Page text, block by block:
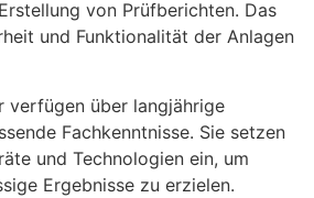
von Prüfberichten. Das
und Funktionalität der Anlagen
verfügen über langjährige
Fachkenntnisse. Sie setzen
und Technologien ein, um
Ergebnisse zu erzielen.